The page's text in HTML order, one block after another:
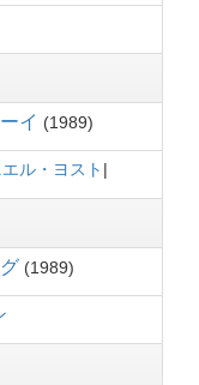
イ 1989
ル・ヨスト
1989